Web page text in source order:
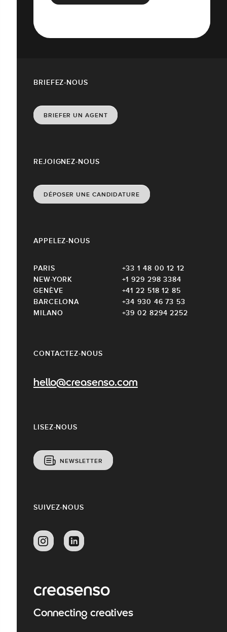
CONTACTEZ-NOUS
hello@creasenso.com
REJOIGNEZ-NOUS
DÉPOSER UNE CANDIDATURE
LISEZ-NOUS
NEWSLETTER
APPELEZ-NOUS
PARIS
+33 1 48 00 12 12
NEW-YORK
+1 929 298 3384
GENÈVE
+41 22 518 12 85
BARCELONA
+34 930 46 73 53
MILANO
+39 02 8294 2252
BRIEFEZ-NOUS
BRIEFER UN AGENT
SUIVEZ-NOUS
Connecting creatives